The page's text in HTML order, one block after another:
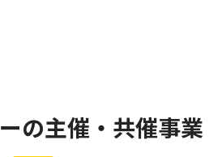
の主催・共催事業